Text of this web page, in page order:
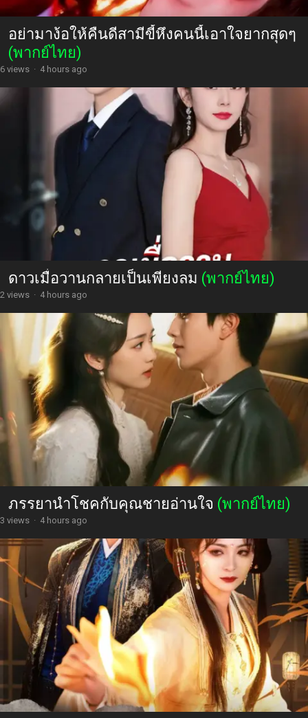
อย่ามาง้อให้คืนดีสามีขี้หึงคนนี้เอาใจยากสุดๆ
(พากย์ไทย)
6 views · 4 hours ago
ดาวเมื่อวานกลายเป็นเพียงลม (พากย์ไทย)
2 views · 4 hours ago
ภรรยานำโชคกับคุณชายอ่านใจ (พากย์ไทย)
3 views · 4 hours ago